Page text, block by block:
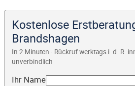
Kostenlose
Brandshagen
In 2 Minuten · Rückruf werktags i. d. R.
unverbindlich
Ihr Name